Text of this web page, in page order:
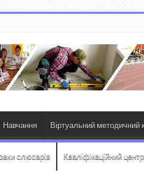
Навчання Віртуальний методичний
слюсарів Кваліфікаційний центр